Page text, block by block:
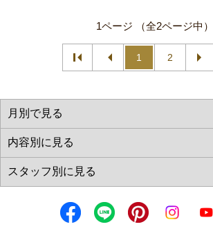
1ページ （全2ページ中）
1 2